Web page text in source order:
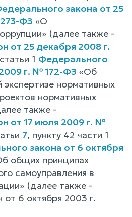
закона от 25
ФЗ «О
(далее также -
от 25 декабря 2008 г.
1 Федерального
г. № 172-ФЗ «Об
экспертизе нормативных
нормативных
также -
от 17 июля 2009 г. №
7, пункту 42 части 1
закона от 6 октября
общих принципах
самоуправления в
(далее также -
6 октября 2003 г.